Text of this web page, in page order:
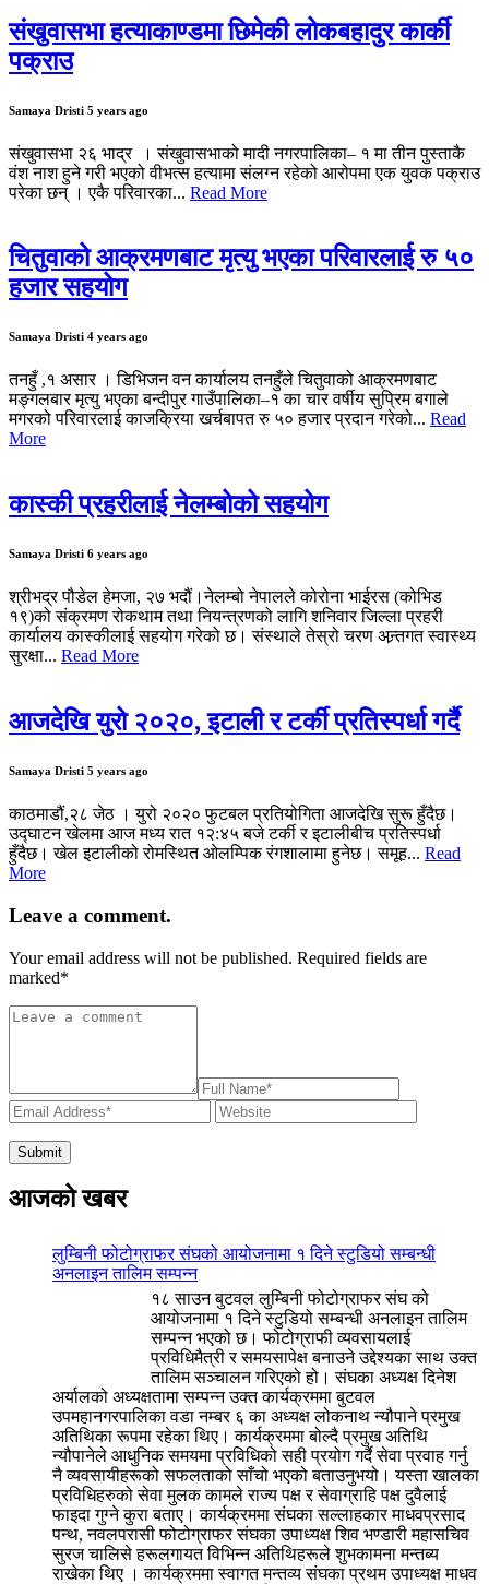
संखुवासभा हत्याकाण्डमा छिमेकी लोकबहादुर कार्की
पक्राउ
Samaya Dristi 5 years ago
संखुवासभा २६ भाद्र । संखुवासभाको मादी नगरपालिका– १ मा तीन पुस्ताकै
वंश नाश हुने गरी भएको वीभत्स हत्यामा संलग्न रहेको आरोपमा एक युवक पक्राउ
परेका छन् । एकै परिवारका... Read More
चितुवाको आक्रमणबाट मृत्यु भएका परिवारलाई रु ५०
हजार सहयोग
Samaya Dristi 4 years ago
तनहुँ ,१ असार । डिभिजन वन कार्यालय तनहुँले चितुवाको आक्रमणबाट
मङ्गलबार मृत्यु भएका बन्दीपुर गाउँपालिका–१ का चार वर्षीय सुप्रिम बगाले
मगरको परिवारलाई काजक्रिया खर्चबापत रु ५० हजार प्रदान गरेको... Read
More
कास्की प्रहरीलाई नेलम्बोको सहयोग
Samaya Dristi 6 years ago
श्रीभद्र पौडेल हेमजा, २७ भदौं।नेलम्बो नेपालले कोरोना भाईरस (कोभिड
१९)को संक्रमण रोकथाम तथा नियन्त्रणको लागि शनिवार जिल्ला प्रहरी
कार्यालय कास्कीलाई सहयोग गरेको छ। संस्थाले तेस्रो चरण अन्र्तगत स्वास्थ्य
सुरक्षा... Read More
आजदेखि युरो २०२०, इटाली र टर्की प्रतिस्पर्धा गर्दै
Samaya Dristi 5 years ago
काठमाडौं,२८ जेठ । युरो २०२० फुटबल प्रतियोगिता आजदेखि सुरू हुँदैछ।
उद्घाटन खेलमा आज मध्य रात १२:४५ बजे टर्की र इटालीबीच प्रतिस्पर्धा
हुँदैछ। खेल इटालीको रोमस्थित ओलम्पिक रंगशालामा हुनेछ। समूह... Read
More
Leave a comment.
Your email address will not be published. Required fields are
marked*
आजको खबर
लुम्बिनी फोटोग्राफर संघको आयोजनामा १ दिने स्टुडियो सम्बन्धी
अनलाइन तालिम सम्पन्न
१८ साउन बुटवल लुम्बिनी फोटोग्राफर संघ को
आयोजनामा १ दिने स्टुडियो सम्बन्धी अनलाइन तालिम
सम्पन्न भएको छ। फोटोग्राफी व्यवसायलाई
प्रविधिमैत्री र समयसापेक्ष बनाउने उद्देश्यका साथ उक्त
तालिम सञ्चालन गरिएको हो। संघका अध्यक्ष दिनेश
अर्यालको अध्यक्षतामा सम्पन्न उक्त कार्यक्रममा बुटवल
उपमहानगरपालिका वडा नम्बर ६ का अध्यक्ष लोकनाथ न्यौपाने प्रमुख
अतिथिका रूपमा रहेका थिए। कार्यक्रममा बोल्दै प्रमुख अतिथि
न्यौपानेले आधुनिक समयमा प्रविधिको सही प्रयोग गर्दै सेवा प्रवाह गर्नु
नै व्यवसायीहरूको सफलताको साँचो भएको बताउनुभयो। यस्ता खालका
प्रविधिहरुको सेवा मुलक कामले राज्य पक्ष र सेवाग्राहि पक्ष दुवैलाई
फाइदा गुग्ने कुरा बताए। कार्यक्रममा संघका सल्लाहकार माधवप्रसाद
पन्थ, नवलपरासी फोटोग्राफर संघका उपाध्यक्ष शिव भण्डारी महासचिव
सुरज चालिसे हरूलगायत विभिन्न अतिथिहरूले शुभकामना मन्तब्य
राखेका थिए । कार्यक्रममा स्वागत मन्तव्य संघका प्रथम उपाध्यक्ष माधव